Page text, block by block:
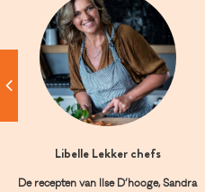
Libelle Lekker chefs
De recepten van Ilse D’hooge, Sandra